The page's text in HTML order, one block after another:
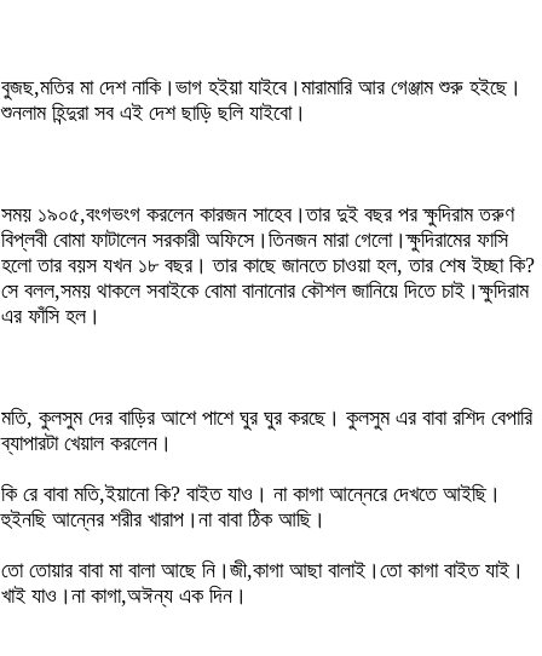
বুজছ,মতির মা দেশ নাকি।ভাগ হইয়া যাইবে।মারামারি আর গেঞ্জাম শুরু হইছে।
শুনলাম হিন্দুরা সব এই দেশ ছাড়ি ছলি যাইবো।
সময় ১৯০৫,বংগভংগ করলেন কারজন সাহেব।তার দুই বছর পর ক্ষুদিরাম তরুণ
বিপ্লবী বোমা ফাটালেন সরকারী অফিসে।তিনজন মারা গেলো।ক্ষুদিরামের ফাসি
হলো তার বয়স যখন ১৮ বছর। তার কাছে জানতে চাওয়া হল, তার শেষ ইচ্ছা কি?
সে বলল,সময় থাকলে সবাইকে বোমা বানানোর কৌশল জানিয়ে দিতে চাই।ক্ষুদিরাম
এর ফাঁসি হল।
মতি, কুলসুম দের বাড়ির আশে পাশে ঘুর ঘুর করছে। কুলসুম এর বাবা রশিদ বেপারি
ব্যাপারটা খেয়াল করলেন।
কি রে বাবা মতি,ইয়ানো কি? বাইত যাও। না কাগা আন্নেরে দেখতে আইছি।
হুইনছি আন্নের শরীর খারাপ।না বাবা ঠিক আছি।
তো তোয়ার বাবা মা বালা আছে নি।জী,কাগা আছা বালাই।তো কাগা বাইত যাই।
খাই যাও।না কাগা,অঈন্য এক দিন।